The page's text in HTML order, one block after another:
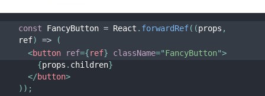
const FancyButton = React . forwardRef( (props ,
ref) =>
(
<button ref={ref} className="FancyButton">
{props . children}
</button>
) ) ;